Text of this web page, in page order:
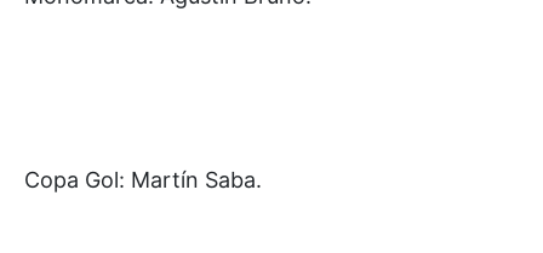
Copa Gol: Martín Saba.